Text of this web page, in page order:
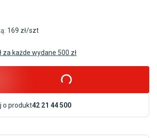
169 zł/szt
za każde wydane 500 zł
o produkt42 21 44 500